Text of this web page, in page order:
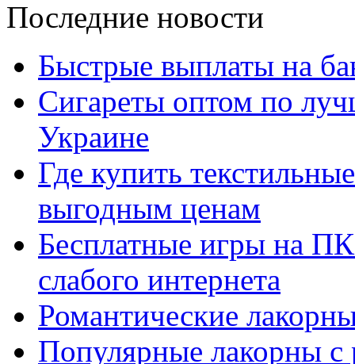
Последние новости
Быстрые выплаты на
Сигареты оптом по
Украине
Где купить
выгодным ценам
Бесплатные игры на
слабого интернета
Романтические
Популярные лакорны с